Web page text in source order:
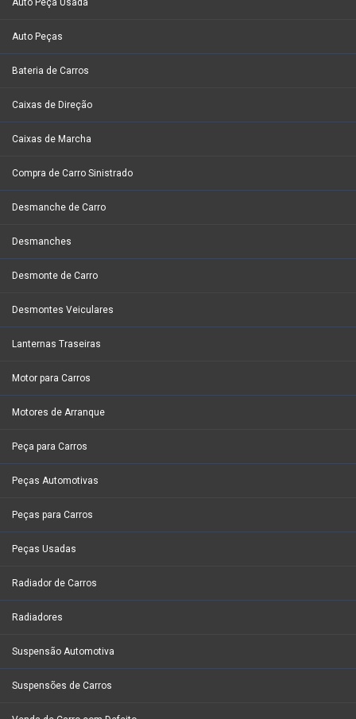
Auto Peça Usada
Auto Peças
Bateria de Carros
Caixas de Direção
Caixas de Marcha
Compra de Carro Sinistrado
Desmanche de Carro
Desmanches
Desmonte de Carro
Desmontes Veiculares
Lanternas Traseiras
Motor para Carros
Motores de Arranque
Peça para Carros
Peças Automotivas
Peças para Carros
Peças Usadas
Radiador de Carros
Radiadores
Suspensão Automotiva
Suspensões de Carros